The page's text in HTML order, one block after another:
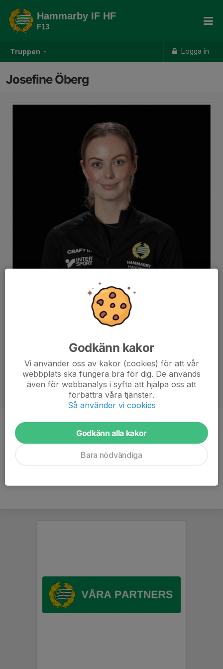
Truppen Logga in
Hammarby IF HF
F13
Josefine Öberg
Titel
Tränare
Ålder
22 år
Godkänn kakor
Vi använder oss av kakor (cookies) för att vår
webbplats ska fungera bra för dig. De används
även för webbanalys i syfte att hjälpa oss att
förbättra våra tjänster.
Så använder vi cookies
Godkänn alla kakor
Bara nödvändiga